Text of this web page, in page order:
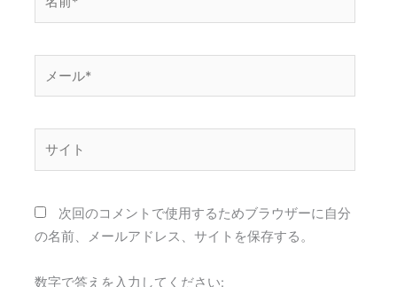
*
次回のコメントで使用するためブラウザーに自分
の名前、メールアドレス、サイトを保存する。
数字で答えを入力してください: